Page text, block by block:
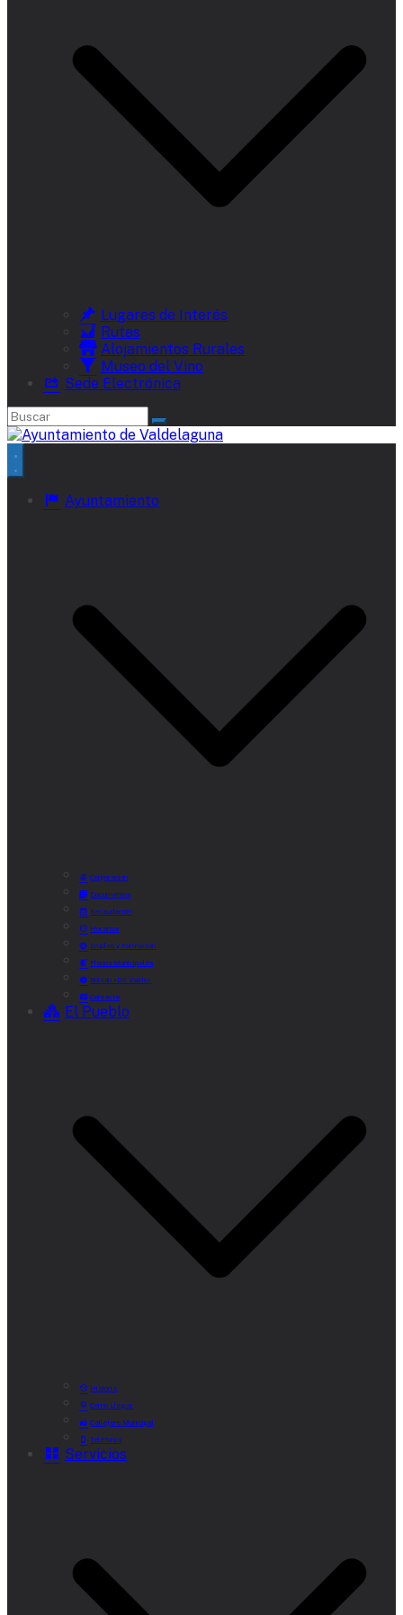
Lugares de Interés
Rutas
Alojamientos Rurales
Museo del Vino
Sede Electrónica
Ayuntamiento
Corporación
Documentos
Recaudación
Horarios
Empleo y Formación
Plenos Municipales
Boletín «De Valde»
Contacta
El Pueblo
Historia
Cómo Llegar
Callejero Municipal
Teléfonos
Servicios